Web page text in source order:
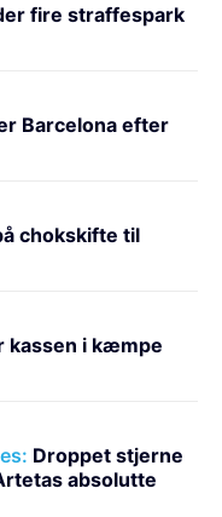
fire straffespark
Barcelona efter
chokskifte til
kassen i kæmpe
Droppet stjerne
absolutte